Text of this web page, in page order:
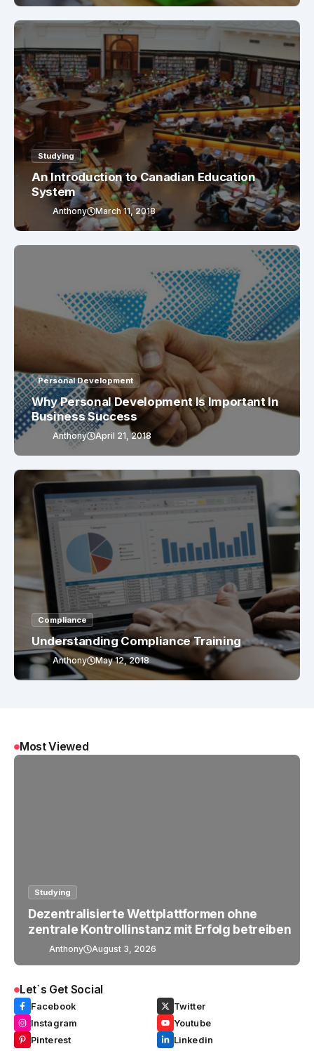
Studying
An Introduction to Canadian Education
System
Anthony March 11, 2018
Personal Development
Why Personal Development Is Important In
Business Success
Anthony April 21, 2018
Compliance
Understanding Compliance Training
Anthony May 12, 2018
Most Viewed
Studying
Dezentralisierte Wettplattformen ohne
zentrale Kontrollinstanz mit Erfolg betreiben
Anthony August 3, 2026
Let`s Get Social
Facebook
Twitter
Instagram
Youtube
Pinterest
Linkedin